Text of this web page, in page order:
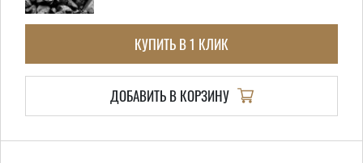
КУПИТЬ В 1 КЛИК
ДОБАВИТЬ В КОРЗИНУ